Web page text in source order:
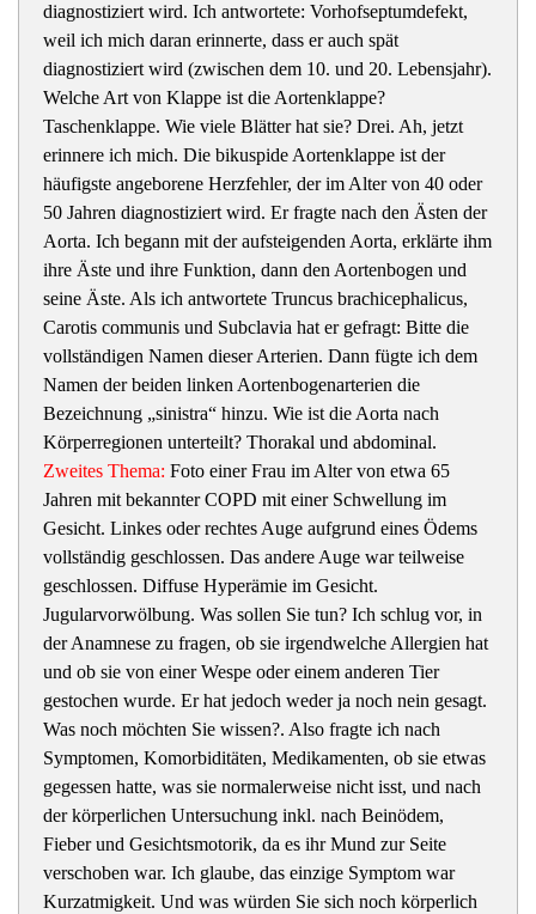
diagnostiziert wird. Ich antwortete: Vorhofseptumdefekt,
weil ich mich daran erinnerte, dass er auch spät
diagnostiziert wird (zwischen dem 10. und 20. Lebensjahr).
Welche Art von Klappe ist die Aortenklappe?
Taschenklappe. Wie viele Blätter hat sie? Drei. Ah, jetzt
erinnere ich mich. Die bikuspide Aortenklappe ist der
häufigste angeborene Herzfehler, der im Alter von 40 oder
50 Jahren diagnostiziert wird. Er fragte nach den Ästen der
Aorta. Ich begann mit der aufsteigenden Aorta, erklärte ihm
ihre Äste und ihre Funktion, dann den Aortenbogen und
seine Äste. Als ich antwortete Truncus brachicephalicus,
Carotis communis und Subclavia hat er gefragt: Bitte die
vollständigen Namen dieser Arterien. Dann fügte ich dem
Namen der beiden linken Aortenbogenarterien die
Bezeichnung „sinistra“ hinzu. Wie ist die Aorta nach
Körperregionen unterteilt? Thorakal und abdominal.
Zweites Thema: Foto einer Frau im Alter von etwa 65
Jahren mit bekannter COPD mit einer Schwellung im
Gesicht. Linkes oder rechtes Auge aufgrund eines Ödems
vollständig geschlossen. Das andere Auge war teilweise
geschlossen. Diffuse Hyperämie im Gesicht.
Jugularvorwölbung. Was sollen Sie tun? Ich schlug vor, in
der Anamnese zu fragen, ob sie irgendwelche Allergien hat
und ob sie von einer Wespe oder einem anderen Tier
gestochen wurde. Er hat jedoch weder ja noch nein gesagt.
Was noch möchten Sie wissen?. Also fragte ich nach
Symptomen, Komorbiditäten, Medikamenten, ob sie etwas
gegessen hatte, was sie normalerweise nicht isst, und nach
der körperlichen Untersuchung inkl. nach Beinödem,
Fieber und Gesichtsmotorik, da es ihr Mund zur Seite
verschoben war. Ich glaube, das einzige Symptom war
Kurzatmigkeit. Und was würden Sie sich noch körperlich